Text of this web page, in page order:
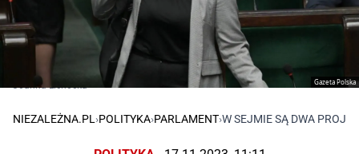
Gazeta Polska
Joanna Lichocka
NIEZALEŻNA.PL ›POLITYKA›PARLAMENT›W SEJMIE SĄ DWA